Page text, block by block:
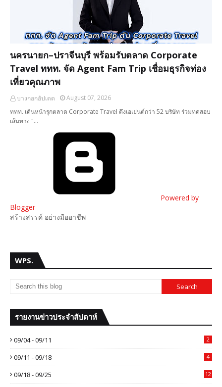
นครนายก–ปราจีนบุรี พร้อมรับตลาด Corporate
Travel ททท. จัด Agent Fam Trip เชื่อมธุรกิจท่อง
เที่ยวคุณภาพ
บางกอกอัปเดต
August 07, 2026
ททท. เดินหน้ารุกตลาด Corporate Travel ดึงเอเย่นต์กว่า 52 บริษัท ร่วมทดสอบ
เส้นทาง "…
Powered by
Blogger
สร้างสรรค์ อย่างมืออาชีพ
WPS.
รายงานข่าวประจำสัปดาห์
09/04 - 09/11 2
09/11 - 09/18 4
09/18 - 09/25 12